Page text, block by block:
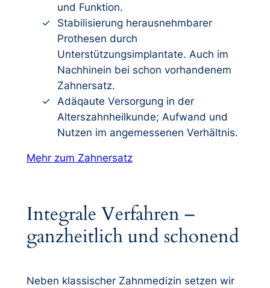
und Funktion.
Stabilisierung herausnehmbarer
Prothesen durch
Unterstützungsimplantate. Auch im
Nachhinein bei schon vorhandenem
Zahnersatz.
Adäqaute Versorgung in der
Alterszahnheilkunde; Aufwand und
Nutzen im angemessenen Verhältnis.
Mehr zum Zahnersatz
Integrale Verfahren –
ganzheitlich und schonend
Neben klassischer Zahnmedizin setzen wir